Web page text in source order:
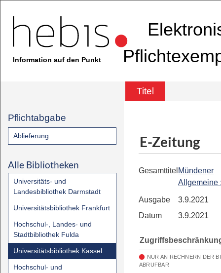
Information auf den Punkt
Titel
Pflichtabgabe
Ablieferung
Alle Bibliotheken
Universitäts- und
Landesbibliothek Darmstadt
Universitätsbibliothek Frankfurt
Hochschul-, Landes- und
Stadtbibliothek Fulda
Universitätsbibliothek Kassel
Hochschul- und
E-Zeitung
Gesamttitel Mündener
Allgemeine
Ausgabe
3.9.2021
Datum
3.9.2021
NUR AN RECHNERN DER
ABRUFBAR